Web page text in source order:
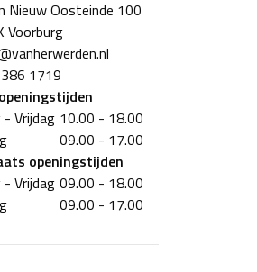
Nieuw Oosteinde 100
Voorburg
1719
openingstijden
- Vrijdag 10.00 - 18.00
09.00 - 17.00
openingstijden
- Vrijdag 09.00 - 18.00
09.00 - 17.00